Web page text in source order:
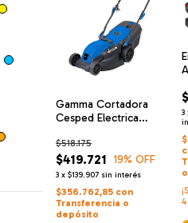
Gamma Cortadora
Cesped Electrica
$419.721
$518.175
19% OFF
3 x $139.907 sin interés
$356.762,85 con
Transferencia o
depósito
3
4